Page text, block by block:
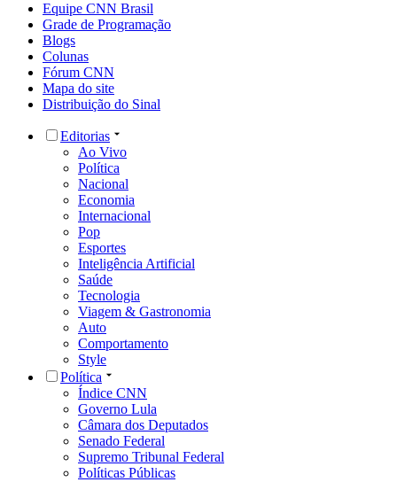
Equipe CNN Brasil
Grade de Programação
Blogs
Colunas
Fórum CNN
Mapa do site
Distribuição do Sinal
Editorias
Ao Vivo
Política
Nacional
Economia
Internacional
Pop
Esportes
Inteligência Artificial
Saúde
Tecnologia
Viagem & Gastronomia
Auto
Comportamento
Style
Política
Índice CNN
Governo Lula
Câmara dos Deputados
Senado Federal
Supremo Tribunal Federal
Políticas Públicas